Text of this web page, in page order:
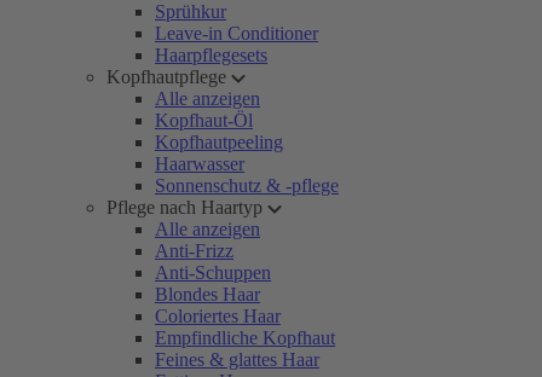
Sprühkur
Leave-in Conditioner
Haarpflegesets
Kopfhautpflege
Alle anzeigen
Kopfhaut-Öl
Kopfhautpeeling
Haarwasser
Sonnenschutz & -pflege
Pflege nach Haartyp
Alle anzeigen
Anti-Frizz
Anti-Schuppen
Blondes Haar
Coloriertes Haar
Empfindliche Kopfhaut
Feines & glattes Haar